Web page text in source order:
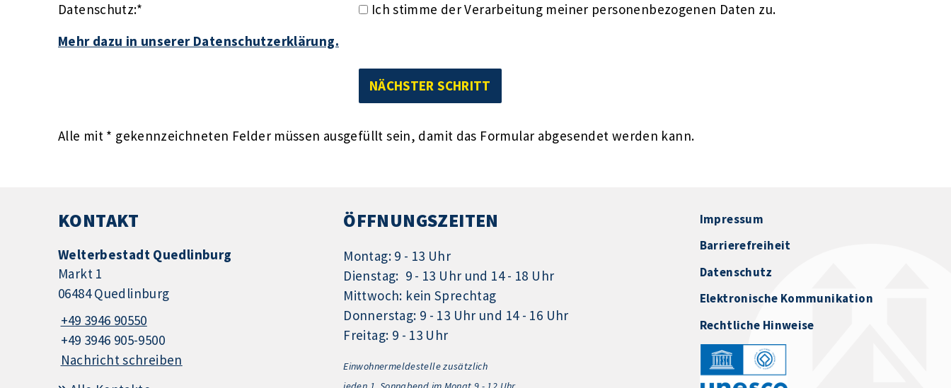
Datenschutz:*
Ich stimme der Verarbeitung meiner personenbezogenen Daten zu.
Mehr dazu in unserer Datenschutzerklärung.
Alle mit * gekennzeichneten Felder müssen ausgefüllt sein, damit das Formular abgesendet werden kann.
KONTAKT
Welterbestadt Quedlinburg
Markt 1
06484 Quedlinburg
+49 3946 90550
+49 3946 905-9500
Nachricht schreiben
ÖFFNUNGSZEITEN
Montag: 9 - 13 Uhr
Dienstag: 9 - 13 Uhr und 14 - 18 Uhr
Mittwoch: kein Sprechtag
Donnerstag: 9 - 13 Uhr und 14 - 16 Uhr
Freitag: 9 - 13 Uhr
Einwohnermeldestelle zusätzlich
Impressum
Barrierefreiheit
Datenschutz
Elektronische Kommunikation
Rechtliche Hinweise